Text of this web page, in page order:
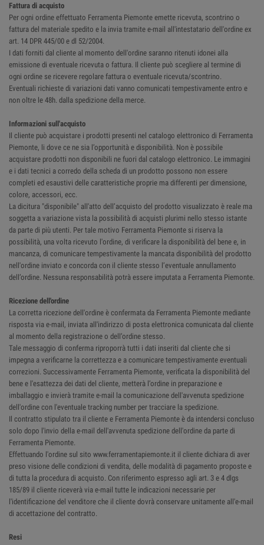
Fattura di acquisto
Per ogni ordine effettuato Ferramenta Piemonte emette ricevuta, scontrino o
fattura del materiale spedito e la invia tramite e-mail all'intestatario dell'ordine ex
art. 14 DPR 445/00 e dl 52/2004.
I dati forniti dal cliente al momento dell'ordine saranno ritenuti idonei alla
emissione di eventuale ricevuta o fattura. Il cliente può scegliere al termine di
ogni ordine se ricevere regolare fattura o eventuale ricevuta/scontrino.
Eventuali richieste di variazioni dati vanno comunicati tempestivamente entro e
non oltre le 48h. dalla spedizione della merce.
Informazioni sull'acquisto
Il cliente può acquistare i prodotti presenti nel catalogo elettronico di Ferramenta
Piemonte, li dove ce ne sia l’opportunità e disponibilità. Non è possibile
acquistare prodotti non disponibili ne fuori dal catalogo elettronico. Le immagini
e i dati tecnici a corredo della scheda di un prodotto possono non essere
completi ed esaustivi delle caratteristiche proprie ma differenti per dimensione,
colore, accessori, ecc.
La dicitura "disponibile" all'atto dell’acquisto del prodotto visualizzato è reale ma
soggetta a variazione vista la possibilità di acquisti plurimi nello stesso istante
da parte di più utenti. Per tale motivo Ferramenta Piemonte si riserva la
possibilità, una volta ricevuto l'ordine, di verificare la disponibilità del bene e, in
mancanza, di comunicare tempestivamente la mancata disponibilità del prodotto
nell'ordine inviato e concorda con il cliente stesso l’eventuale annullamento
dell’ordine. Nessuna responsabilità potrà essere imputata a Ferramenta Piemonte.
Ricezione dell'ordine
La corretta ricezione dell'ordine è confermata da Ferramenta Piemonte mediante
risposta via e-mail, inviata all'indirizzo di posta elettronica comunicata dal cliente
al momento della registrazione o dell’ordine stesso.
Tale messaggio di conferma riproporrà tutti i dati inseriti dal cliente che si
impegna a verificarne la correttezza e a comunicare tempestivamente eventuali
correzioni. Successivamente Ferramenta Piemonte, verificata la disponibilità del
bene e l'esattezza dei dati del cliente, metterà l’ordine in preparazione e
imballaggio e invierà tramite e-mail la comunicazione dell'avvenuta spedizione
dell'ordine con l'eventuale tracking number per tracciare la spedizione.
Il contratto stipulato tra il cliente e Ferramenta Piemonte è da intendersi concluso
solo dopo l'invio della e-mail dell'avvenuta spedizione dell'ordine da parte di
Ferramenta Piemonte.
Effettuando l'ordine sul sito www.ferramentapiemonte.it il cliente dichiara di aver
preso visione delle condizioni di vendita, delle modalità di pagamento proposte e
di tutta la procedura di acquisto. Con riferimento espresso agli art. 3 e 4 dlgs
185/89 il cliente riceverà via e-mail tutte le indicazioni necessarie per
l'identificazione del venditore che il cliente dovrà conservare unitamente all'e-mail
di accettazione del contratto.
Resi